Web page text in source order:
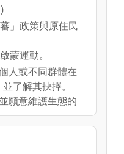
劃」到「集團移
本政府統治下的
斷增加。儘管如
，勇於面對文化
」政策與原住民
蒙運動。
人或不同群體在
了解其抉擇。
願意維護生態的